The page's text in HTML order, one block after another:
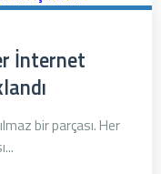
İnternet
bir parçası. Her